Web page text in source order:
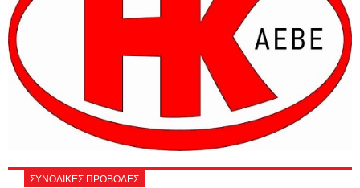
ΣΥΝΟΛΙΚΕΣ ΠΡΟΒΟΛΕΣ